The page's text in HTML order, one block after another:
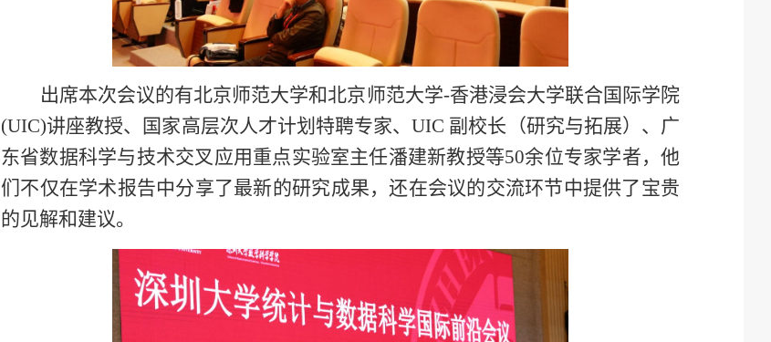
出席本次会议的有北京师范大学和北京师范大学-香港浸会大学联合国际学院
(UIC)讲座教授、国家高层次人才计划特聘专家、UIC 副校长（研究与拓展）、广
东省数据科学与技术交叉应用重点实验室主任潘建新教授等50余位专家学者，他
们不仅在学术报告中分享了最新的研究成果，还在会议的交流环节中提供了宝贵
的见解和建议。